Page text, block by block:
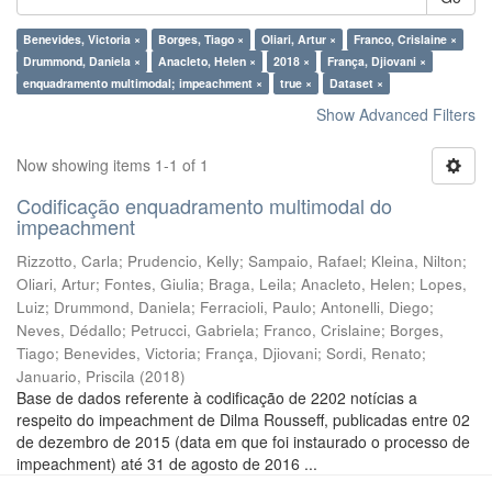
Benevides, Victoria × Borges, Tiago × Oliari, Artur ×
Franco, Crislaine ×
Drummond, Daniela ×
Anacleto, Helen × 2018 ×
França, Djiovani ×
enquadramento multimodal; impeachment ×
true × Dataset ×
Show Advanced Filters
Now showing items 1-1 of 1
Codificação enquadramento multimodal do
impeachment
Rizzotto, Carla; Prudencio, Kelly; Sampaio, Rafael; Kleina, Nilton;
Oliari, Artur; Fontes, Giulia; Braga, Leila; Anacleto, Helen; Lopes,
Luiz; Drummond, Daniela; Ferracioli, Paulo; Antonelli, Diego;
Neves, Dédallo; Petrucci, Gabriela; Franco, Crislaine; Borges,
Tiago; Benevides, Victoria; França, Djiovani; Sordi, Renato;
Januario, Priscila (2018)
Base de dados referente à codificação de 2202 notícias a
respeito do impeachment de Dilma Rousseff, publicadas entre 02
de dezembro de 2015 (data em que foi instaurado o processo de
impeachment) até 31 de agosto de 2016 ...